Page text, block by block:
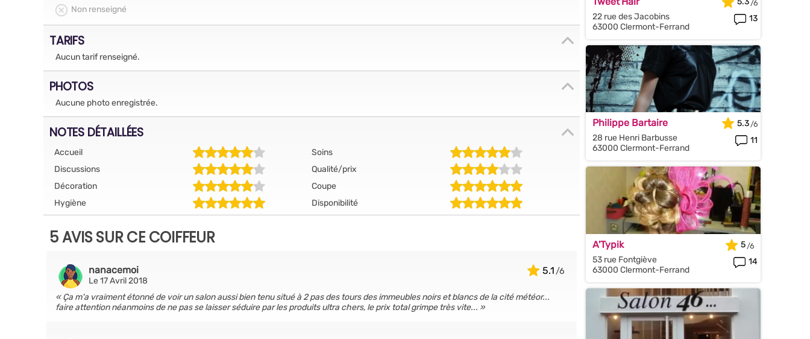
Non renseigné
TARIFS
Aucun tarif renseigné.
PHOTOS
Aucune photo enregistrée.
NOTES DÉTAILLÉES
Accueil
Soins
Discussions
Qualité/prix
Décoration
Coupe
Hygiène
Disponibilité
5 AVIS SUR CE COIFFEUR
5.1
nanacemoi
Le 17 Avril 2018
Ça m'a vraiment étonné de voir un salon aussi bien tenu situé à 2 pas des tours des immeubles noirs et blancs de la cité météor...
faire attention néanmoins de ne pas se laisser séduire par les produits ultra chers, le prix total grimpe très vite...
22 rue des Jacobins
63000 Clermont-Ferrand
13
Philippe Bartaire
28 rue Henri Barbusse
63000 Clermont-Ferrand
5.3
11
A'Typik
53 rue Fontgiève
63000 Clermont-Ferrand
5
14